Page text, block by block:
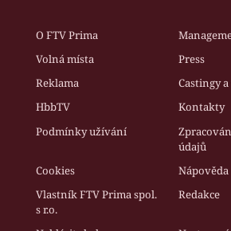
O FTV Prima
Volná místa
Press
Reklama
Castingy
HbbTV
Kontakty
Podmínky užívání
údajů
Cookies
Nápověda
Vlastník FTV Prima spol.
s r.o.
Redakce